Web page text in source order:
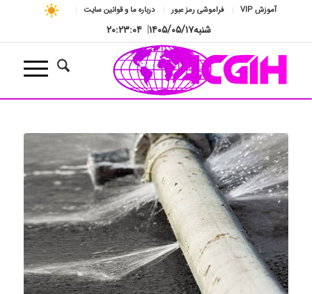
آموزش VIP فراموشی رمز عبور درباره ما و قوانین سایت
شنبه۱۴۰۵/۰۵/۱۷| ۲۰:۲۳:۰۵